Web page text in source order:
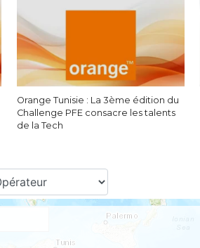
Orange Tunisie : La 3ème édition du
Challenge PFE consacre les talents
de la Tech